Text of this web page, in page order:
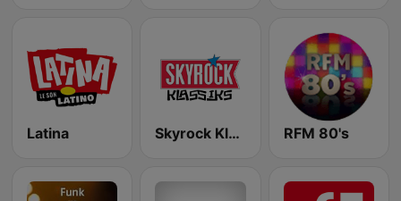
Latina Skyrock Klassiks RFM 80's